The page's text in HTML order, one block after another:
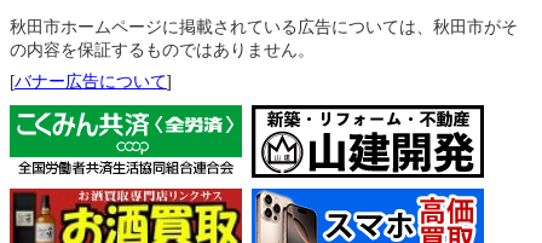
秋田市ホームページに掲載されている広告については、秋田市がそ
の内容を保証するものではありません。
[バナー広告について]